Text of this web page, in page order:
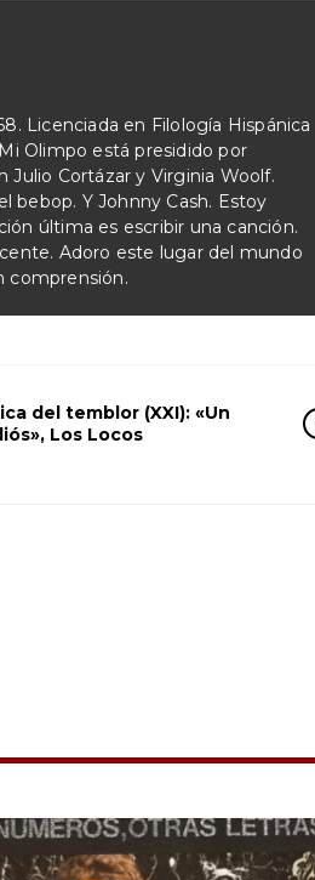
Licenciada en Filología Hispánica
Olimpo está presidido por
Julio Cortázar y Virginia Woolf.
bebop. Y Johnny Cash. Estoy
última es escribir una canción.
Adoro este lugar del mundo
comprensión.
del temblor (XXI): «Un
Los Locos